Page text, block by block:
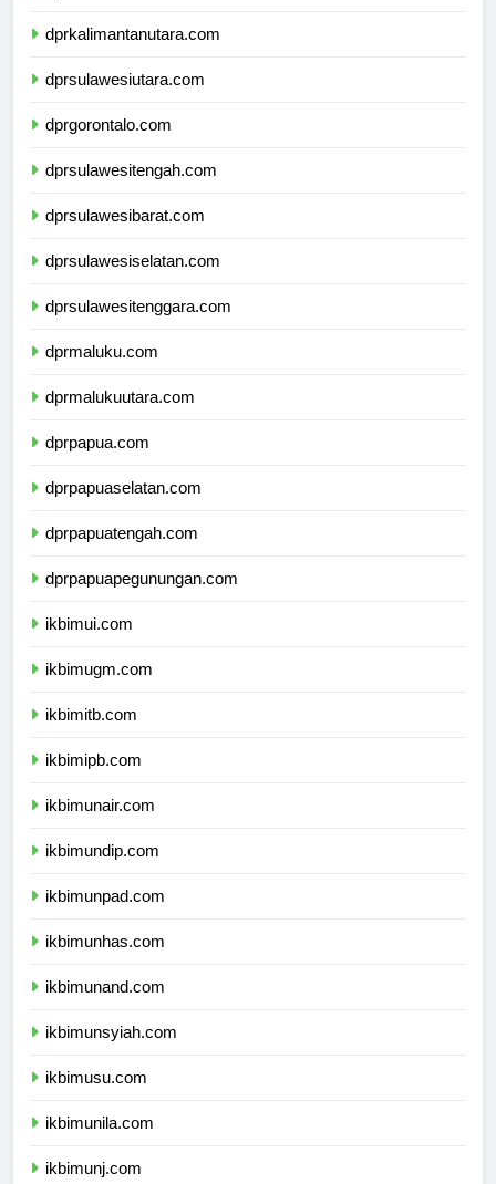
dprkalimantanutara.com
dprsulawesiutara.com
dprgorontalo.com
dprsulawesitengah.com
dprsulawesibarat.com
dprsulawesiselatan.com
dprsulawesitenggara.com
dprmaluku.com
dprmalukuutara.com
dprpapua.com
dprpapuaselatan.com
dprpapuatengah.com
dprpapuapegunungan.com
ikbimui.com
ikbimugm.com
ikbimitb.com
ikbimipb.com
ikbimunair.com
ikbimundip.com
ikbimunpad.com
ikbimunhas.com
ikbimunand.com
ikbimunsyiah.com
ikbimusu.com
ikbimunila.com
ikbimunj.com